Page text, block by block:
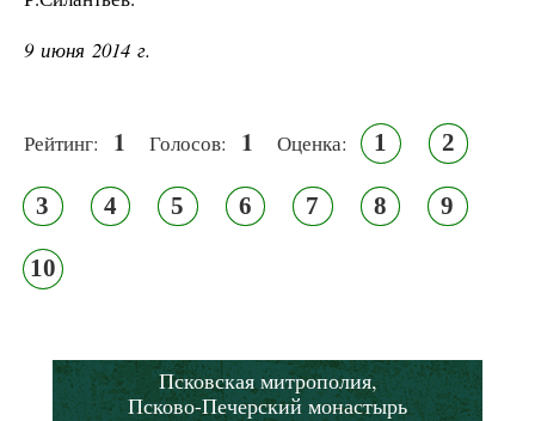
9 июня 2014 г.
Рейтинг: 1 Голосов: 1 Оценка: 1 2
3 4 5 6 7 8 9
10
Псковская митрополия,
Псково-Печерский монастырь